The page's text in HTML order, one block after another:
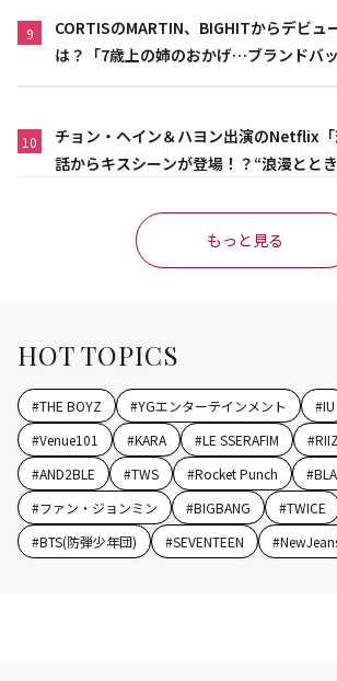
9
CORTISのMARTIN、BIGHITからデビュ
は？「7歳上の姉のおかげ…ブランドバッ
10
チョン・ヘイン＆ハヨン出演のNetflix
話からキスシーンが登場！？“浪漫とと
もっと見る
HOT TOPICS
#THE BOYZ #YGエンターテインメント #IU
#Venue101 #KARA #LE SSERAFIM #
#AND2BLE #TWS #Rocket Punch #
#ファン・ジョンミン #BIGBANG #TWICE
#BTS(防弾少年団) #SEVENTEEN #